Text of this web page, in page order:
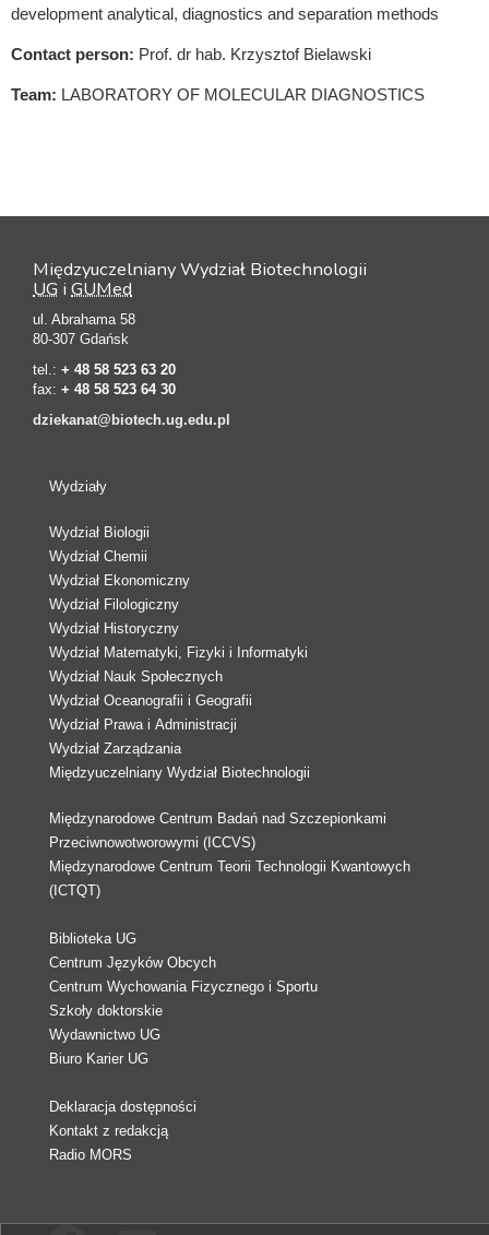
development analytical, diagnostics and separation methods
Contact person: Prof. dr hab. Krzysztof Bielawski
Team: LABORATORY OF MOLECULAR DIAGNOSTICS
Międzyuczelniany Wydział Biotechnologii
UG i GUMed
ul. Abrahama 58
80-307 Gdańsk
tel.: + 48 58 523 63 20
fax: + 48 58 523 64 30
dziekanat@biotech.ug.edu.pl
Wydziały
Wydział Biologii
Wydział Chemii
Wydział Ekonomiczny
Wydział Filologiczny
Wydział Historyczny
Wydział Matematyki, Fizyki i Informatyki
Wydział Nauk Społecznych
Wydział Oceanografii i Geografii
Wydział Prawa i Administracji
Wydział Zarządzania
Międzyuczelniany Wydział Biotechnologii
Międzynarodowe Centrum Badań nad Szczepionkami
Przeciwnowotworowymi (ICCVS)
Międzynarodowe Centrum Teorii Technologii Kwantowych
(ICTQT)
Biblioteka UG
Centrum Języków Obcych
Centrum Wychowania Fizycznego i Sportu
Szkoły doktorskie
Wydawnictwo UG
Biuro Karier UG
Deklaracja dostępności
Kontakt z redakcją
Radio MORS